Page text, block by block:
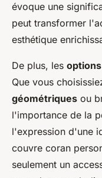
évoque une
peut transformer
esthétique
De plus, les
Que vous
géométriques ou
l'importance de la
l'expression d'une
couvre coran
seulement un